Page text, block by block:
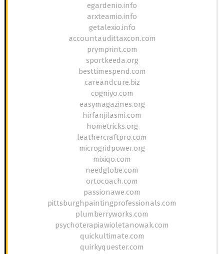
egardenio.info
arxteamio.info
getalexio.info
accountaudittaxcon.com
prymprint.com
sportkeeda.org
besttimespend.com
careandcure.biz
cogniyo.com
easymagazines.org
hirfanjilasmi.com
hometricks.org
leathercraftpro.com
microgridpower.org
mixiqo.com
needglobe.com
ortocoach.com
passionawe.com
pittsburghpaintingprofessionals.com
plumberryworks.com
psychoterapiawioletanowak.com
quickultimate.com
quirkyquester.com